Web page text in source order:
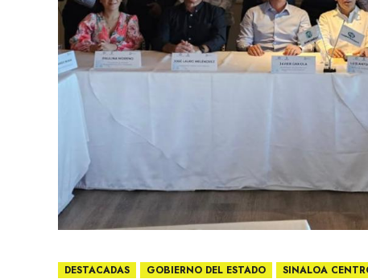
DESTACADAS GOBIERNO DEL ESTADO SINALOA